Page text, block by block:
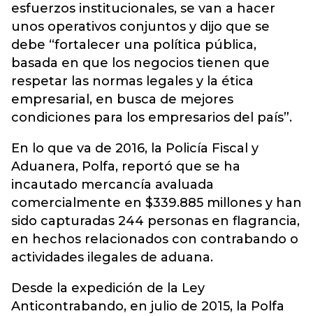
esfuerzos institucionales, se van a hacer
unos operativos conjuntos y dijo que se
debe “fortalecer una política pública,
basada en que los negocios tienen que
respetar las normas legales y la ética
empresarial, en busca de mejores
condiciones para los empresarios del país”.
En lo que va de 2016, la Policía Fiscal y
Aduanera, Polfa, reportó que se ha
incautado mercancía avaluada
comercialmente en $339.885 millones y han
sido capturadas 244 personas en flagrancia,
en hechos relacionados con contrabando o
actividades ilegales de aduana.
Desde la expedición de la Ley
Anticontrabando, en julio de 2015, la Polfa